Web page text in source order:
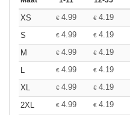
XS € 4.99 € 4.19
S
€ 4.99 € 4.19
M
€ 4.99 € 4.19
L
€ 4.99 € 4.19
XL
€ 4.99 € 4.19
2XL
€ 4.99 € 4.19